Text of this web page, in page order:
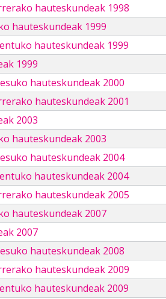
hauteskundeak 1998
hauteskundeak 1999
hauteskundeak 1999
1999
hauteskundeak 2000
hauteskundeak 2001
2003
hauteskundeak 2003
hauteskundeak 2004
hauteskundeak 2004
hauteskundeak 2005
hauteskundeak 2007
2007
hauteskundeak 2008
hauteskundeak 2009
hauteskundeak 2009